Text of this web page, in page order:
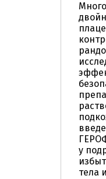
у
тела